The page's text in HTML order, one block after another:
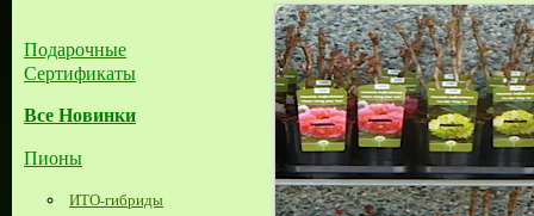
Подарочные
Сертификаты
Все Новинки
Пионы
ИТО-гибриды